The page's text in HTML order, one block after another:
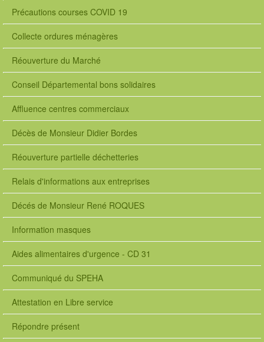
Précautions courses COVID 19
Collecte ordures ménagères
Réouverture du Marché
Conseil Départemental bons solidaires
Affluence centres commerciaux
Décès de Monsieur Didier Bordes
Réouverture partielle déchetteries
Relais d'informations aux entreprises
Décés de Monsieur René ROQUES
Information masques
Aides alimentaires d'urgence - CD 31
Communiqué du SPEHA
Attestation en Libre service
Répondre présent